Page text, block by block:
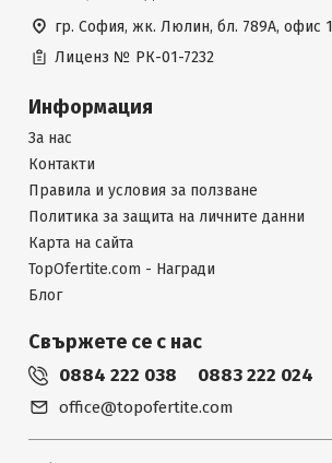
гр. София, жк. Люлин, бл. 789А, офис 1
Лиценз № РК-01-7232
Информация
За нас
Контакти
Правила и условия за ползване
Политика за защита на личните данни
Карта на сайта
TopOfertite.com - Награди
Блог
Свържете се с нас
0884 222 038 0883 222 024
office@topofertite.com